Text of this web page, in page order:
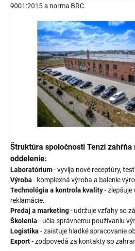
9001:2015 a norma BRC.
Štruktúra spoločnosti Tenzi zahŕňa
oddelenie:
Laboratórium- vyvíja nové receptúry,
Výroba - komplexná výroba a balenie
Technológia a kontrola kvality- zlepšuje
reklamácie.
Predaj a marketing- udržuje vzťahy so
Školenia - učia správnemu používaniu
Logistika - zaisťuje hladké spracovanie
Export- zodpovedá za kontakty so